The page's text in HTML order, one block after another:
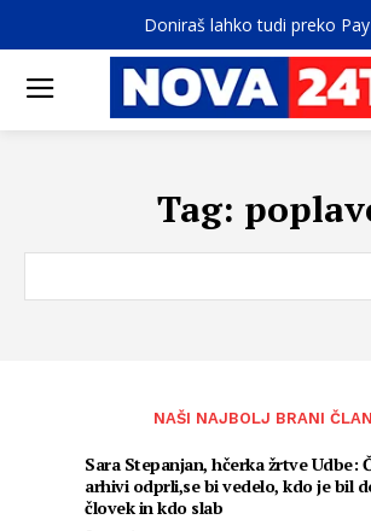
Doniraš lahko tudi preko
Tag:
NAŠI NAJBOLJ BRANI
Sara Stepanjan, hčerka žrtve Udbe:
arhivi odprli,se bi vedelo, kdo je bil
človek in kdo slab